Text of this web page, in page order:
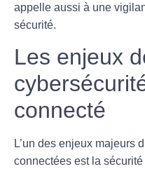
appelle aussi à une
sécurité.
Les enjeux
connecté
L’un des enjeux majeurs
connectées est la